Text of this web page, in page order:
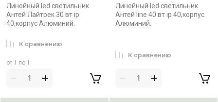
Линейный led светильник
Антей Лайтрек 30 вт ip
40,корпус Алюминий.
от 1 по 1
К сравнению
Линейный led светильник
Антей line 40 вт ip 40,корпус
Алюминий.
К сравнению